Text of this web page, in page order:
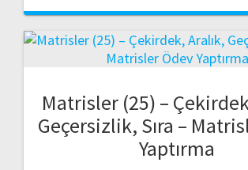
Matrisler (25) –
Geçersizlik, Sıra –
Yaptırma